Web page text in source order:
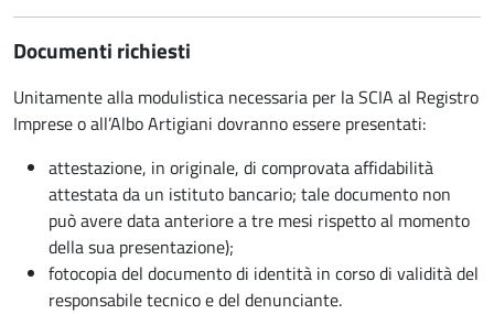
Documenti richiesti
Unitamente alla modulistica necessaria per la SCIA al Registro
Imprese o all’Albo Artigiani dovranno essere presentati:
attestazione, in originale, di comprovata affidabilità
attestata da un istituto bancario; tale documento non
può avere data anteriore a tre mesi rispetto al momento
della sua presentazione);
fotocopia del documento di identità in corso di validità del
responsabile tecnico e del denunciante.